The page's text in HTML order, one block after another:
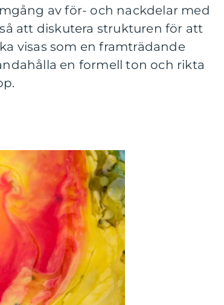
av för- och nackdelar med
att diskutera strukturen för att
visas som en framträdande
en formell ton och rikta